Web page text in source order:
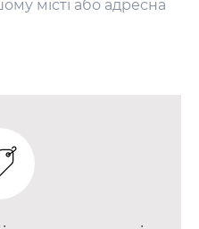
місті або адресна